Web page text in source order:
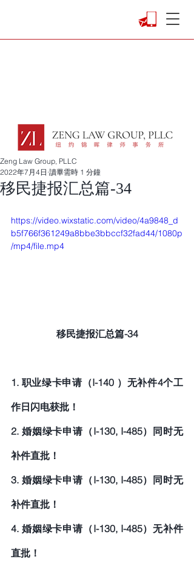
移民捷报汇总篇-34
Zeng Law Group, PLLC
2022年7月4日 讀畢需時 1 分鐘
https://video.wixstatic.com/video/4a9848_d
b5f766f361249a8bbe3bbccf32fad44/1080p
/mp4/file.mp4
移民捷报汇总篇-34
1. 职业绿卡申请（I-140 ）无补件4个工
作日闪电获批！
2. 婚姻绿卡申请（I-130, I-485）同时无
补件直批！
3. 婚姻绿卡申请（I-130, I-485）同时无
补件直批！
4. 婚姻绿卡申请（I-130, I-485）无补件
直批！